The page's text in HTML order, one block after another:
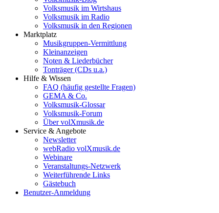
Volksmusik im Wirtshaus
Volksmusik im Radio
Volksmusik in den Regionen
Marktplatz
Musikgruppen-Vermittlung
Kleinanzeigen
Noten & Liederbücher
Tonträger (CDs u.a.)
Hilfe & Wissen
FAQ (häufig gestellte Fragen)
GEMA & Co.
Volksmusik-Glossar
Volksmusik-Forum
Über volXmusik.de
Service & Angebote
Newsletter
webRadio volXmusik.de
Webinare
Veranstaltungs-Netzwerk
Weiterführende Links
Gästebuch
Benutzer-Anmeldung